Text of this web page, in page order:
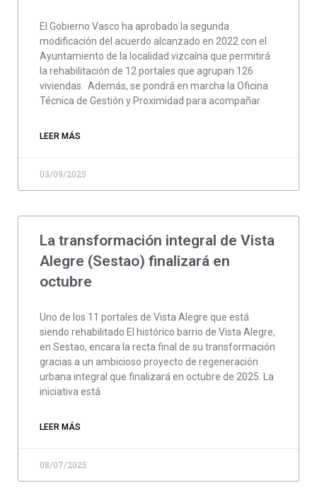
El Gobierno Vasco ha aprobado la segunda
modificación del acuerdo alcanzado en 2022 con el
Ayuntamiento de la localidad vizcaína que permitirá
la rehabilitación de 12 portales que agrupan 126
viviendas. Además, se pondrá en marcha la Oficina
Técnica de Gestión y Proximidad para acompañar
LEER MÁS
03/09/2025
La transformación integral de Vista
Alegre (Sestao) finalizará en
octubre
Uno de los 11 portales de Vista Alegre que está
siendo rehabilitado El histórico barrio de Vista Alegre,
en Sestao, encara la recta final de su transformación
gracias a un ambicioso proyecto de regeneración
urbana integral que finalizará en octubre de 2025. La
iniciativa está
LEER MÁS
08/07/2025